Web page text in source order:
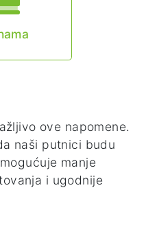
ove napomene.
naši putnici budu
manje
i ugodnije